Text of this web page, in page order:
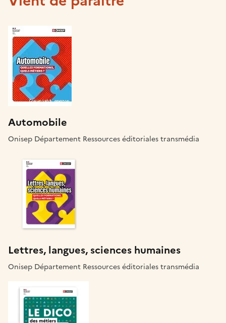
Automobile
Onisep Département Ressources éditoriales transmédia
Lettres, langues, sciences humaines
Onisep Département Ressources éditoriales transmédia